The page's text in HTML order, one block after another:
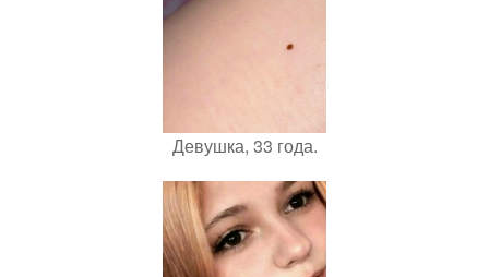
Девушка, 33 года.